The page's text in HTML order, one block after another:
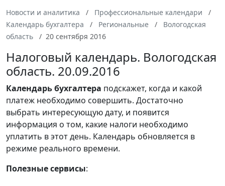
Новости и аналитика
Профессиональные календари
Календарь бухгалтера
Региональные
Вологодская
область
20 сентября 2016
Налоговый календарь. Вологодская
область. 20.09.2016
Календарьбухгалтера подскажет, когда и какой
платеж необходимо совершить. Достаточно
выбрать интересующую дату, и появится
информация о том, какие налоги необходимо
уплатить в этот день. Календарь обновляется в
режиме реального времени.
Полезные сервисы: